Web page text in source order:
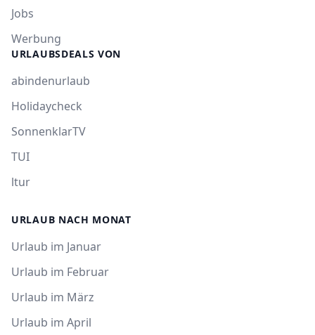
Jobs
Werbung
URLAUBSDEALS VON
abindenurlaub
Holidaycheck
SonnenklarTV
TUI
ltur
URLAUB NACH MONAT
Urlaub im Januar
Urlaub im Februar
Urlaub im März
Urlaub im April